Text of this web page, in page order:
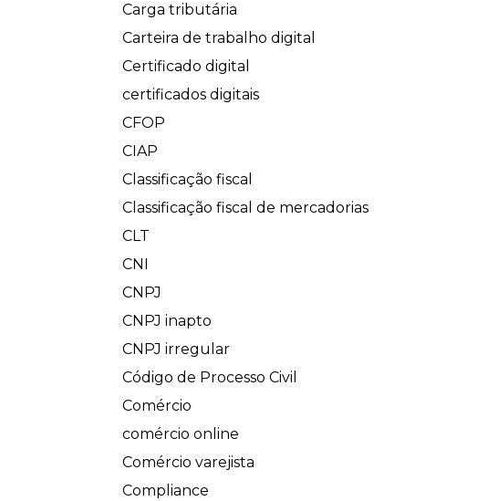
Carga tributária
Carteira de trabalho digital
Certificado digital
certificados digitais
CFOP
CIAP
Classificação fiscal
Classificação fiscal de mercadorias
CLT
CNI
CNPJ
CNPJ inapto
CNPJ irregular
Código de Processo Civil
Comércio
comércio online
Comércio varejista
Compliance